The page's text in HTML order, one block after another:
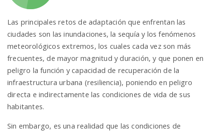
Las principales retos de adaptación que enfrentan las
ciudades son las inundaciones, la sequía y los fenómenos
meteorológicos extremos, los cuales cada vez son más
frecuentes, de mayor magnitud y duración, y que ponen en
peligro la función y capacidad de recuperación de la
infraestructura urbana (resiliencia), poniendo en peligro
directa e indirectamente las condiciones de vida de sus
habitantes.
Sin embargo, es una realidad que las condiciones de